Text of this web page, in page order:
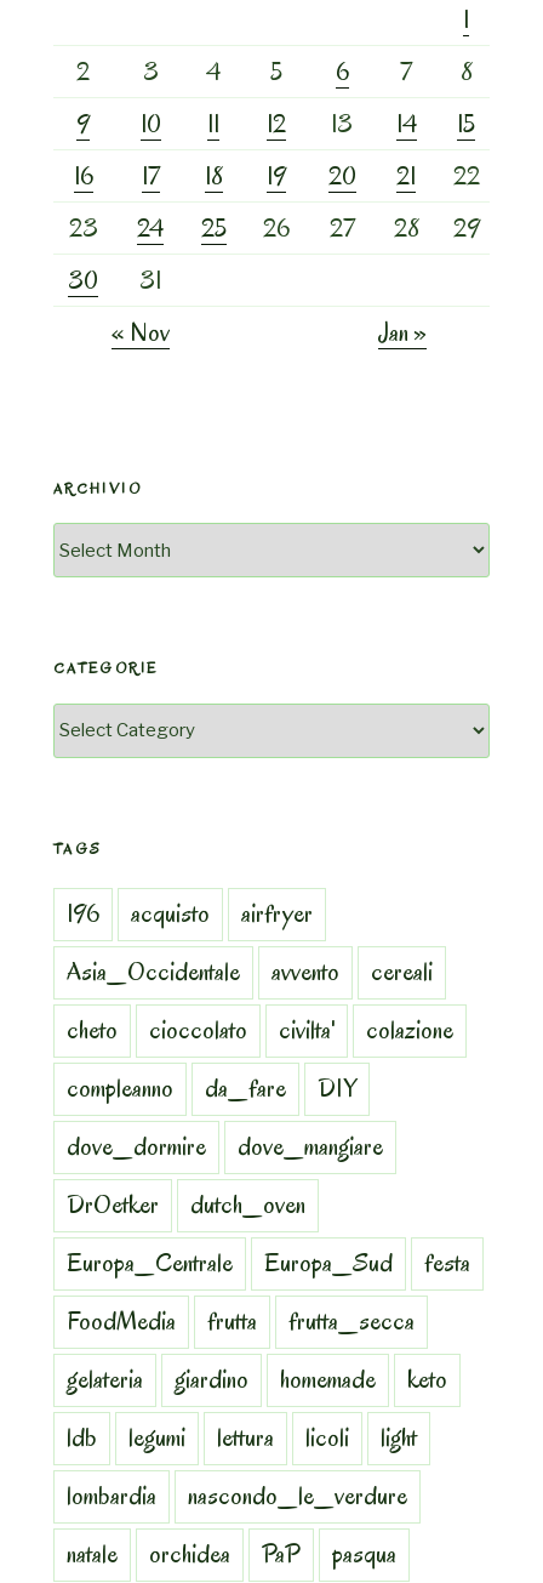
1
2
3 4 5 6 7
8
9
10 11 12 13 14
15
16
17 18 19 20 21
22
23
24 25 26 27 28
29
30
31
« Nov
Jan »
ARCHIVIO
Archivio
CATEGORIE
Categorie
TAGS
196 acquisto
airfryer
Asia_Occidentale
avvento
cereali
cheto
cioccolato civilta'
colazione
compleanno
da_fare
DIY
dove_dormire
dove_mangiare
DrOetker
dutch_oven
Europa_Centrale
Europa_Sud
festa
FoodMedia
frutta
frutta_secca
gelateria
giardino homemade
keto
ldb
legumi lettura licoli
light
lombardia
nascondo_le_verdure
natale
orchidea PaP
pasqua